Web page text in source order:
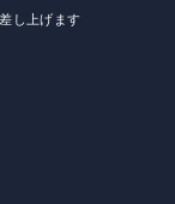
し上げます